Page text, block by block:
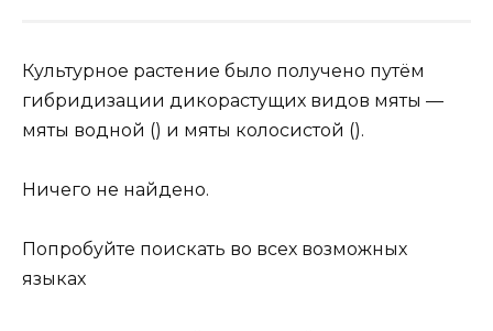
Культурное растение было получено путём
гибридизации дикорастущих видов мяты —
мяты водной () и мяты колосистой ().
Ничего не найдено.
Попробуйте поискать во всех возможных
языках